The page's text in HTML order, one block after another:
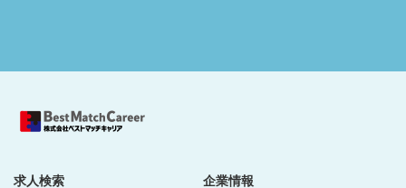
求人検索 企業情報